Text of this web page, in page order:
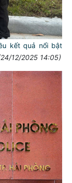
kết quả nổi bật
12/2025 14:05)